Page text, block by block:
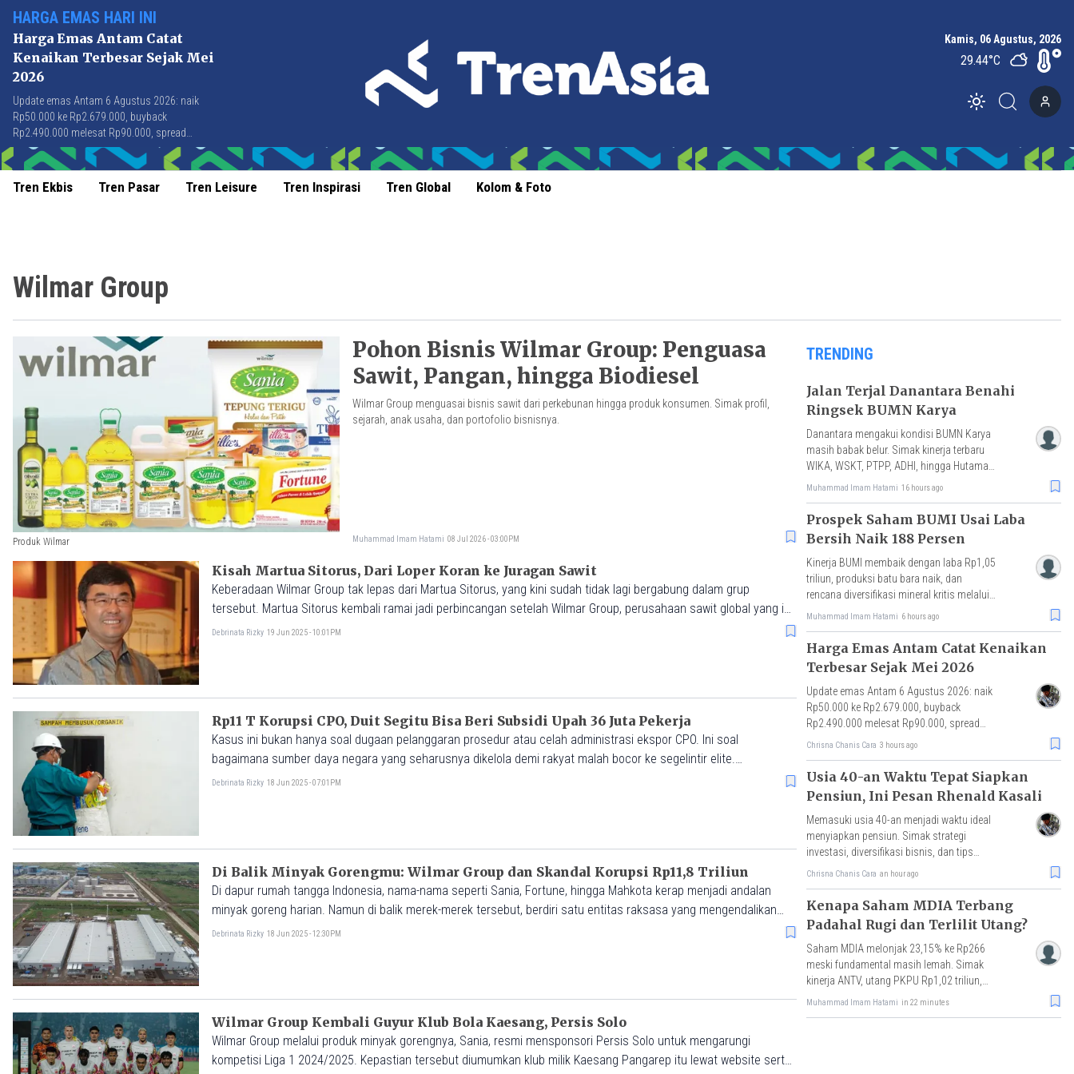
HARGA EMAS HARI INI
Harga Emas Antam Catat
Kenaikan Terbesar Sejak Mei
2026
Update emas Antam 6 Agustus 2026: naik
Rp50.000 ke Rp2.679.000, buyback
Rp2.490.000 melesat Rp90.000, spread
Rp189.000 tersempit sejak awal April 2026.
Kamis, 06 Agustus, 2026
29.44°C
Toggle theme
Tren Ekbis Tren Pasar Tren Leisure Tren Inspirasi Tren Global Kolom & Foto
Wilmar Group
Pohon Bisnis Wilmar Group: Penguasa
Sawit, Pangan, hingga Biodiesel
Wilmar Group menguasai bisnis sawit dari perkebunan hingga produk konsumen. Simak profil,
sejarah, anak usaha, dan portofolio bisnisnya.
Muhammad Imam Hatami 08 Jul 2026 - 03:00PM
Produk Wilmar
Kisah Martua Sitorus, Dari Loper Koran ke Juragan Sawit
Keberadaan Wilmar Group tak lepas dari Martua Sitorus, yang kini sudah tidak lagi bergabung dalam grup
tersebut. Martua Sitorus kembali ramai jadi perbincangan setelah Wilmar Group, perusahaan sawit global yang ia
bidani, terseret kasus korupsi izin ekspor minyak goreng senilai Rp11,8 triliun.
Debrinata Rizky 19 Jun 2025 - 10:01PM
Rp11 T Korupsi CPO, Duit Segitu Bisa Beri Subsidi Upah 36 Juta Pekerja
Kasus ini bukan hanya soal dugaan pelanggaran prosedur atau celah administrasi ekspor CPO. Ini soal
bagaimana sumber daya negara yang seharusnya dikelola demi rakyat malah bocor ke segelintir elite.
Sesungguhnya, angka itu punya arti yang sangat konkret bagi jutaan rakyat Indonesia.
Debrinata Rizky 18 Jun 2025 - 07:01PM
Di Balik Minyak Gorengmu: Wilmar Group dan Skandal Korupsi Rp11,8 Triliun
Di dapur rumah tangga Indonesia, nama-nama seperti Sania, Fortune, hingga Mahkota kerap menjadi andalan
minyak goreng harian. Namun di balik merek-merek tersebut, berdiri satu entitas raksasa yang mengendalikan
hulu hingga hilir industri sawit dunia, Wilmar Group.
Debrinata Rizky 18 Jun 2025 - 12:30PM
Wilmar Group Kembali Guyur Klub Bola Kaesang, Persis Solo
Wilmar Group melalui produk minyak gorengnya, Sania, resmi mensponsori Persis Solo untuk mengarungi
kompetisi Liga 1 2024/2025. Kepastian tersebut diumumkan klub milik Kaesang Pangarep itu lewat website serta
TRENDING
Jalan Terjal Danantara Benahi
Ringsek BUMN Karya
Danantara mengakui kondisi BUMN Karya
masih babak belur. Simak kinerja terbaru
WIKA, WSKT, PTPP, ADHI, hingga Hutama
Karya beserta strategi restrukturisasi.
Muhammad Imam Hatami 16 hours ago
Prospek Saham BUMI Usai Laba
Bersih Naik 188 Persen
Kinerja BUMI membaik dengan laba Rp1,05
triliun, produksi batu bara naik, dan
rencana diversifikasi mineral kritis melalui
akuisisi Loyal Metals.
Muhammad Imam Hatami 6 hours ago
Harga Emas Antam Catat Kenaikan
Terbesar Sejak Mei 2026
Update emas Antam 6 Agustus 2026: naik
Rp50.000 ke Rp2.679.000, buyback
Rp2.490.000 melesat Rp90.000, spread
Rp189.000 tersempit sejak awal April 2026.
Chrisna Chanis Cara 3 hours ago
Usia 40-an Waktu Tepat Siapkan
Pensiun, Ini Pesan Rhenald Kasali
Memasuki usia 40-an menjadi waktu ideal
menyiapkan pensiun. Simak strategi
investasi, diversifikasi bisnis, dan tips
Rhenald Kasali agar tetap produktif di hari
Chrisna Chanis Cara an hour ago
Kenapa Saham MDIA Terbang
Padahal Rugi dan Terlilit Utang?
Saham MDIA melonjak 23,15% ke Rp266
meski fundamental masih lemah. Simak
kinerja ANTV, utang PKPU Rp1,02 triliun,
hingga status UMA dari BEI.
Muhammad Imam Hatami in 22 minutes